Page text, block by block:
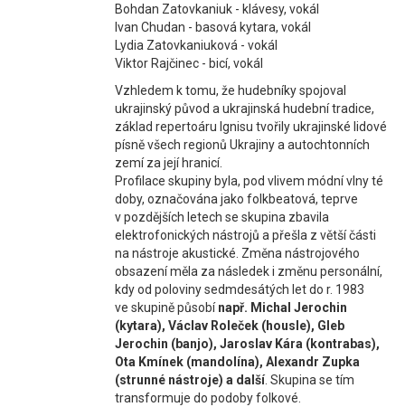
Bohdan Zatovkaniuk - klávesy, vokál
Ivan Chudan - basová kytara, vokál
Lydia Zatovkaniuková - vokál
Viktor Rajčinec - bicí, vokál
Vzhledem k tomu, že hudebníky spojoval
ukrajinský původ a ukrajinská hudební tradice,
základ repertoáru Ignisu tvořily ukrajinské lidové
písně všech regionů Ukrajiny a autochtonních
zemí za její hranicí.
Profilace skupiny byla, pod vlivem módní vlny té
doby, označována jako folkbeatová, teprve
v pozdějších letech se skupina zbavila
elektrofonických nástrojů a přešla z větší části
na nástroje akustické. Změna nástrojového
obsazení měla za následek i změnu personální,
kdy od poloviny sedmdesátých let do r. 1983
ve skupině působínapř. Michal Jerochin
(kytara), Václav Roleček (housle), Gleb
Jerochin (banjo), Jaroslav Kára (kontrabas),
Ota Kmínek (mandolína), Alexandr Zupka
(strunné nástroje) a další. Skupina se tím
transformuje do podoby folkové.